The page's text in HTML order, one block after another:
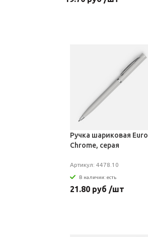
Ручка шариковая Euro
Chrome, серая
Артикул: 4478.10
В наличии: есть
21.80 руб /шт